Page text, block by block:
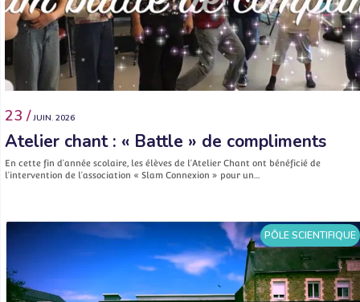
23 / JUIN. 2026
Atelier chant : « Battle » de compliments
En cette fin d’année scolaire, les élèves de l’Atelier Chant ont bénéficié de
l’intervention de l’association « Slam Connexion » pour un…
PÔLE SCIENTIFIQUE